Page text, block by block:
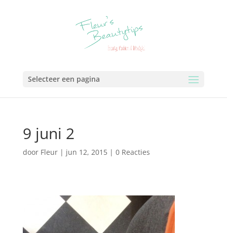
Selecteer een pagina
9 juni 2
door Fleur| jun 12, 2015| 0 Reacties